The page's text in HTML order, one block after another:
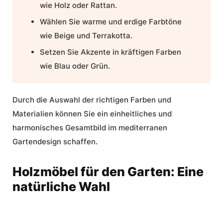
wie Holz oder Rattan.
Wählen Sie warme und erdige Farbtöne
wie Beige und Terrakotta.
Setzen Sie Akzente in kräftigen Farben
wie Blau oder Grün.
Durch die Auswahl der richtigen Farben und
Materialien können Sie ein einheitliches und
harmonisches Gesamtbild im mediterranen
Gartendesign schaffen.
Holzmöbel für den Garten: Eine
natürliche Wahl